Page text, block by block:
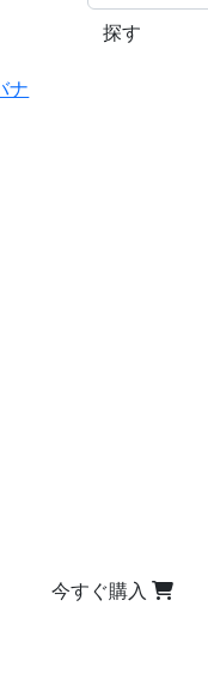
ナ
探す
今すぐ購入